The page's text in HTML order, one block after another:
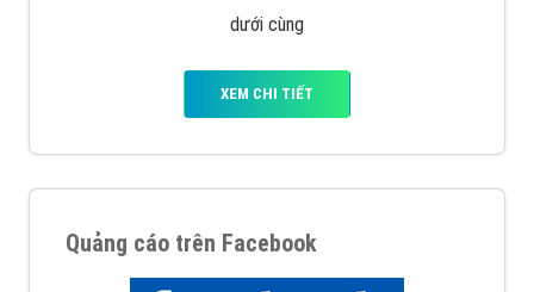
dưới cùng
XEM CHI TIẾT
Quảng cáo trên Facebook